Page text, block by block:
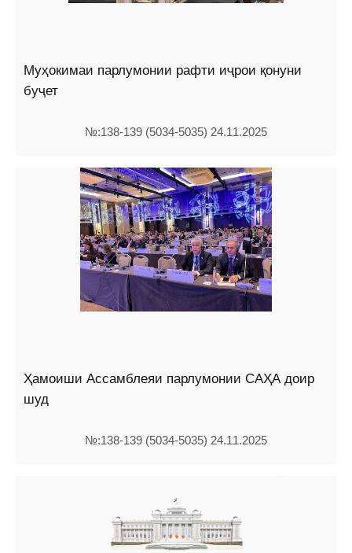
Муҳокимаи парлумонии рафти иҷрои қонуни
буҷет
№:138-139 (5034-5035) 24.11.2025
Ҳамоиши Ассамблеяи парлумонии САҲА доир
шуд
№:138-139 (5034-5035) 24.11.2025